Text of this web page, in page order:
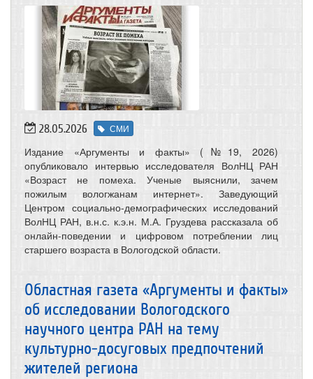
28.05.2026 СМИ
Издание «Аргументы и факты» (№19, 2026)
опубликовало интервью исследователя ВолНЦ РАН
«Возраст не помеха. Ученые выяснили, зачем
пожилым вологжанам интернет». Заведующий
Центром социально-демографических исследований
ВолНЦ РАН, в.н.с. к.э.н. М.А. Груздева рассказала об
онлайн-поведении и цифровом потреблении лиц
старшего возраста в Вологодской области.
Областная газета «Аргументы и факты»
об исследовании Вологодского
научного центра РАН на тему
культурно-досуговых предпочтений
жителей региона